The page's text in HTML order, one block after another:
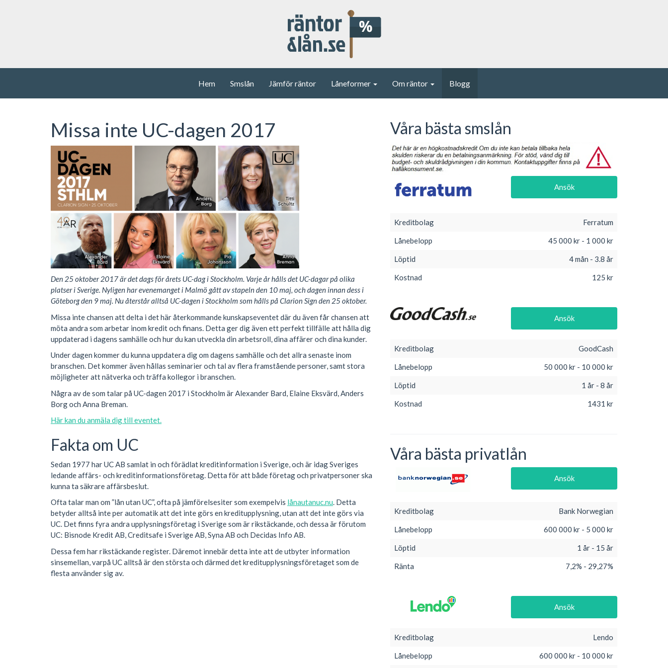
Hem Smslån Jämför räntor Låneformer Om räntor Blogg
Missa inte UC-dagen 2017
Den 25 oktober 2017 är det dags för årets UC-dag i Stockholm. Varje år hålls det UC-dagar på olika
platser i Sverige. Nyligen har evenemanget i Malmö gått av stapeln den 10 maj, och dagen innan dess i
Göteborg den 9 maj. Nu återstår alltså UC-dagen i Stockholm som hålls på Clarion Sign den 25 oktober.
Missa inte chansen att delta i det här återkommande kunskapseventet där du även får chansen att
möta andra som arbetar inom kredit och finans. Detta ger dig även ett perfekt tillfälle att hålla dig
uppdaterad i dagens samhälle och hur du kan utveckla din arbetsroll, dina affärer och dina kunder.
Under dagen kommer du kunna uppdatera dig om dagens samhälle och det allra senaste inom
branschen. Det kommer även hållas seminarier och tal av flera framstående personer, samt stora
möjligheter att nätverka och träffa kollegor i branschen.
Några av de som talar på UC-dagen 2017 i Stockholm är Alexander Bard, Elaine Eksvärd, Anders
Borg och Anna Breman.
Här kan du anmäla dig till eventet.
Fakta om UC
Sedan 1977 har UC AB samlat in och förädlat kreditinformation i Sverige, och är idag Sveriges
ledande affärs- och kreditinformationsföretag. Detta för att både företag och privatpersoner ska
kunna ta säkrare affärsbeslut.
Ofta talar man om ”lån utan UC”, ofta på jämförelsesiter som exempelvis lånautanuc.nu. Detta
betyder alltså inte per automatik att det inte görs en kreditupplysning, utan att det inte görs via
UC. Det finns fyra andra upplysningsföretag i Sverige som är rikstäckande, och dessa är förutom
UC: Bisnode Kredit AB, Creditsafe i Sverige AB, Syna AB och Decidas Info AB.
Dessa fem har rikstäckande register. Däremot innebär detta inte att de utbyter information
sinsemellan, varpå UC alltså är den största och därmed det kreditupplysningsföretaget som de
flesta använder sig av.
Våra bästa smslån
Ansök
Kreditbolag Ferratum
Lånebelopp 45 000 kr - 1 000 kr
Löptid 4 mån - 3.8 år
Kostnad 125 kr
Ansök
Kreditbolag GoodCash
Lånebelopp 50 000 kr - 10 000 kr
Löptid 1 år - 8 år
Kostnad 1431 kr
Våra bästa privatlån
Ansök
Kreditbolag Bank Norwegian
Lånebelopp 600 000 kr - 5 000 kr
Löptid 1 år - 15 år
Ränta 7,2% - 29,27%
Ansök
Kreditbolag Lendo
Lånebelopp 600 000 kr - 10 000 kr